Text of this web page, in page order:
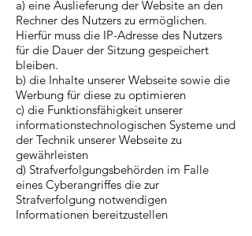
a) eine Auslieferung der Website an den
Rechner des Nutzers zu ermöglichen.
Hierfür muss die IP-Adresse des Nutzers
für die Dauer der Sitzung gespeichert
bleiben.
b) die Inhalte unserer Webseite sowie die
Werbung für diese zu optimieren
c) die Funktionsfähigkeit unserer
informationstechnologischen Systeme und
der Technik unserer Webseite zu
gewährleisten
d) Strafverfolgungsbehörden im Falle
eines Cyberangriffes die zur
Strafverfolgung notwendigen
Informationen bereitzustellen